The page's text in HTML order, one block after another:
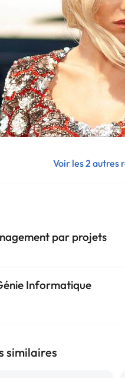
Voir les 2 autres
par projets
Informatique
similaires